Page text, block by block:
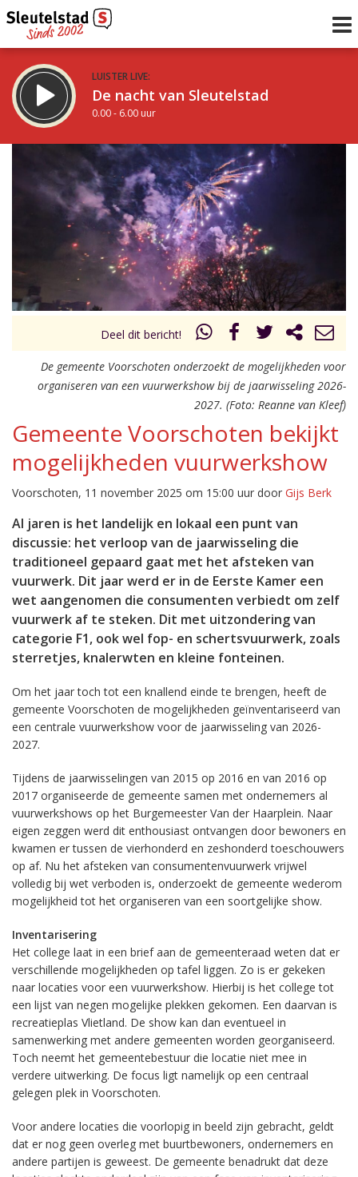
LUISTER LIVE:
De nacht van Sleutelstad
0.00 - 6.00 uur
De ochtend van Sleutelstad
6.00 - 12.00 uur
Vorig uur
uur 1 van 0
Deel dit bericht!
De gemeente Voorschoten onderzoekt de mogelijkheden voor
organiseren van een vuurwerkshow bij de jaarwisseling 2026-
2027. (Foto: Reanne van Kleef)
Gemeente Voorschoten bekijkt
mogelijkheden vuurwerkshow
Voorschoten, 11 november 2025 om 15:00 uur door Gijs Berk
Al jaren is het landelijk en lokaal een punt van
discussie: het verloop van de jaarwisseling die
traditioneel gepaard gaat met het afsteken van
vuurwerk. Dit jaar werd er in de Eerste Kamer een
wet aangenomen die consumenten verbiedt om zelf
vuurwerk af te steken. Dit met uitzondering van
categorie F1, ook wel fop- en schertsvuurwerk, zoals
sterretjes, knalerwten en kleine fonteinen.
Om het jaar toch tot een knallend einde te brengen, heeft de
gemeente Voorschoten de mogelijkheden geïnventariseerd van
een centrale vuurwerkshow voor de jaarwisseling van 2026-
2027.
Tijdens de jaarwisselingen van 2015 op 2016 en van 2016 op
2017 organiseerde de gemeente samen met ondernemers al
vuurwerkshows op het Burgemeester Van der Haarplein. Naar
eigen zeggen werd dit enthousiast ontvangen door bewoners en
kwamen er tussen de vierhonderd en zeshonderd toeschouwers
op af. Nu het afsteken van consumentenvuurwerk vrijwel
volledig bij wet verboden is, onderzoekt de gemeente wederom
mogelijkheid tot het organiseren van een soortgelijke show.
Inventarisering
Het college laat in een brief aan de gemeenteraad weten dat er
verschillende mogelijkheden op tafel liggen. Zo is er gekeken
naar locaties voor een vuurwerkshow. Hierbij is het college tot
een lijst van negen mogelijke plekken gekomen. Een daarvan is
recreatieplas Vlietland. De show kan dan eventueel in
samenwerking met andere gemeenten worden georganiseerd.
Toch neemt het gemeentebestuur die locatie niet mee in
verdere uitwerking. De focus ligt namelijk op een centraal
gelegen plek in Voorschoten.
Voor andere locaties die voorlopig in beeld zijn gebracht, geldt
dat er nog geen overleg met buurtbewoners, ondernemers en
andere partijen is geweest. De gemeente benadrukt dat deze